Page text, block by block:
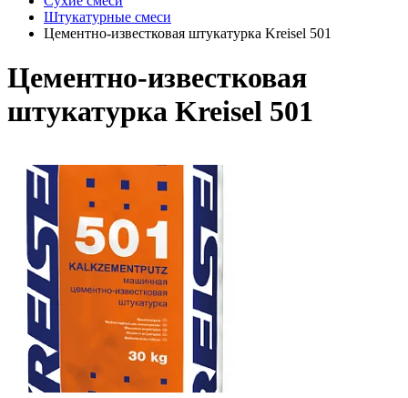
Штукатурные смеси
Цементно-известковая штукатурка Kreisel 501
Цементно-известковая
штукатурка Kreisel 501